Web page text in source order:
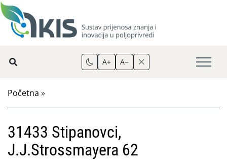
A+ A−
Početna »
31433 Stipanovci,
J.J.Strossmayera 62